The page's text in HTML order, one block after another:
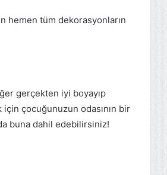
hemen tüm dekorasyonların
gerçekten iyi boyayıp
için çocuğunuzun odasının bir
buna dahil edebilirsiniz!